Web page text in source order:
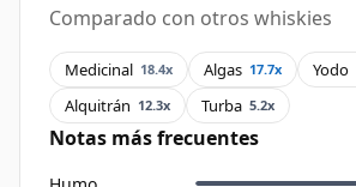
Comparado con otros whiskies
Medicinal 18.4x Algas 17.7x Yodo
Alquitrán 12.3x Turba 5.2x
Notas más frecuentes